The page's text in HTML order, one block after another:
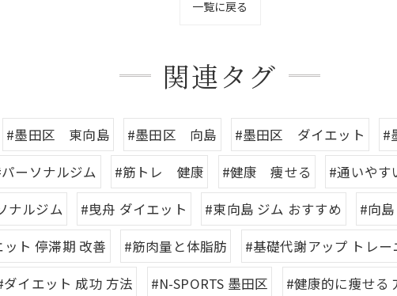
一覧に戻る
関連タグ
#墨田区 東向島 #墨田区 向島 #墨田区 ダイエット #
ーソナルジム #筋トレ 健康 #健康 痩せる #通いやす
ナルジム #曳舟 ダイエット #東向島 ジム おすすめ #向
ト 停滞期 改善 #筋肉量と体脂肪 #基礎代謝アップ トレー
ダイエット 成功 方法 #N-SPORTS 墨田区 #健康的に痩せる